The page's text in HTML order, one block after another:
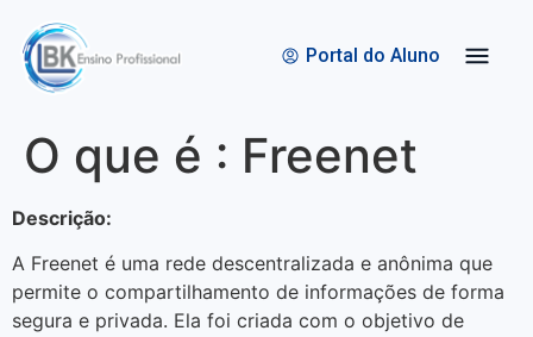
Portal do Aluno
O que é : Freenet
Descrição:
A Freenet é uma rede descentralizada e anônima que
permite o compartilhamento de informações de forma
segura e privada. Ela foi criada com o objetivo de